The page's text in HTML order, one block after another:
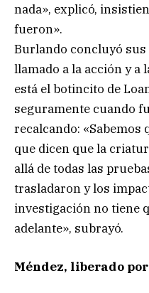
nada», explicó,
fueron».
Burlando concluyó
llamado a la acción y a
está el botincito de
seguramente cuando
recalcando: «Sabemos
que dicen que la
allá de todas las
trasladaron y los
investigación no tiene
adelante», subrayó.
Méndez, liberado